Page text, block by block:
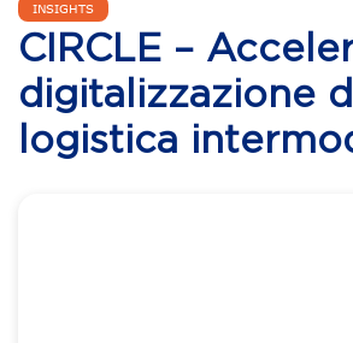
INSIGHTS
CIRCLE –
digitalizzazione
logistica